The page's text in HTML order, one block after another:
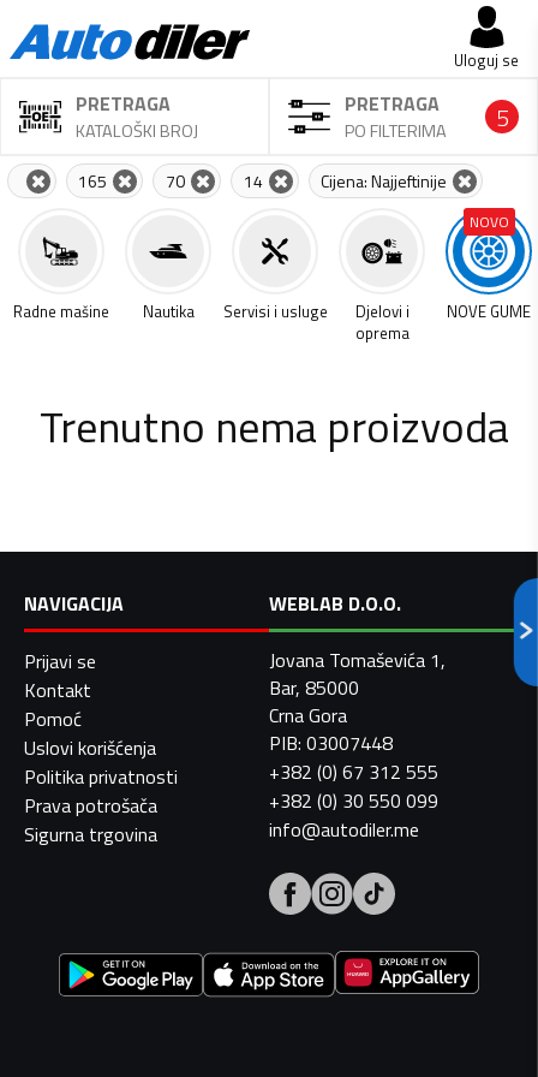
Uloguj se
PRETRAGA
KATALOŠKI BROJ
PRETRAGA
PO FILTERIMA 5
165 70 14 Cijena: Najjeftinije
Radne mašine Nautika Servisi i usluge
Djelovi i
oprema
NOVO
NOVE GUME
Trenutno nema proizvoda
NAVIGACIJA
Prijavi se
Kontakt
Pomoć
Uslovi korišćenja
Politika privatnosti
Prava potrošača
Sigurna trgovina
WEBLAB D.O.O.
Jovana Tomaševića 1,
Bar, 85000
Crna Gora
PIB: 03007448
+382 (0) 67 312 555
+382 (0) 30 550 099
info@autodiler.me